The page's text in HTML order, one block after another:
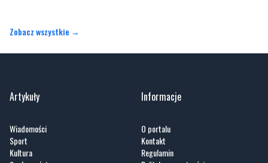
Zobacz wszystkie →
Artykuły
Wiadomości
Sport
Kultura
Informacje
O portalu
Kontakt
Regulamin